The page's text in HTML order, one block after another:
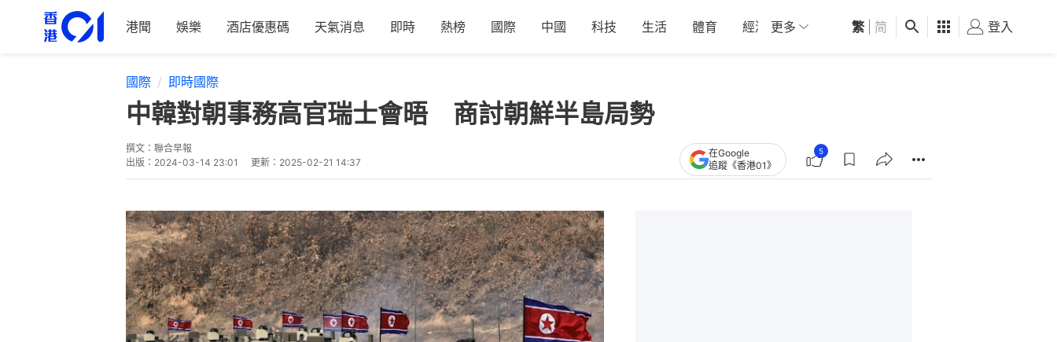
港聞 娛樂 酒店優惠碼 天氣消息 即時 熱榜 國際 中國 科技 生活 體育 經濟 01深圳 觀點 健康 好食玩飛
更多 繁 简 登入
國際 即時國際
中韓對朝事務高官瑞士會晤 商討朝鮮半島局勢
撰文： 聯合早報
出版： 2024-03-14 23:01 更新： 2025-02-21 14:37
在Google
追蹤《香港01》
5